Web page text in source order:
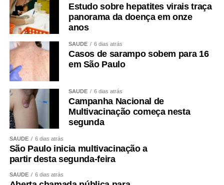
Estudo sobre hepatites virais traça
panorama da doença em onze
anos
SAÚDE 6 dias atrás
Casos de sarampo sobem para 16
em São Paulo
SAÚDE 6 dias atrás
Campanha Nacional de
Multivacinação começa nesta
segunda
SAÚDE 6 dias atrás
São Paulo inicia multivacinação a
partir desta segunda-feira
SAÚDE 6 dias atrás